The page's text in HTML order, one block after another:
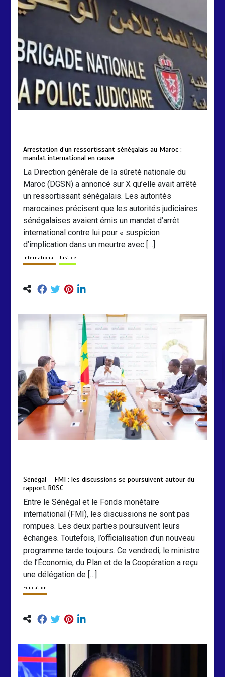
Arrestation d’un ressortissant
sénégalais au Maroc : mandat
international en cause
207
Arrestation d’un ressortissant sénégalais au Maroc :
mandat international en cause
La Direction générale de la sûreté nationale du
Maroc (DGSN) a annoncé sur X qu’elle avait arrêté
un ressortissant sénégalais. Les autorités
marocaines précisent que les autorités judiciaires
sénégalaises avaient émis un mandat d’arrêt
international contre lui pour « suspicion
d’implication dans un meurtre avec […]
International Justice
Sénégal – FMI : les discussions se poursuivent autour du
rapport ROSC
Entre le Sénégal et le Fonds monétaire
international (FMI), les discussions ne sont pas
rompues. Les deux parties poursuivent leurs
échanges. Toutefois, l’officialisation d’un nouveau
programme tarde toujours. Ce vendredi, le ministre
de l’Économie, du Plan et de la Coopération a reçu
une délégation de […]
Education